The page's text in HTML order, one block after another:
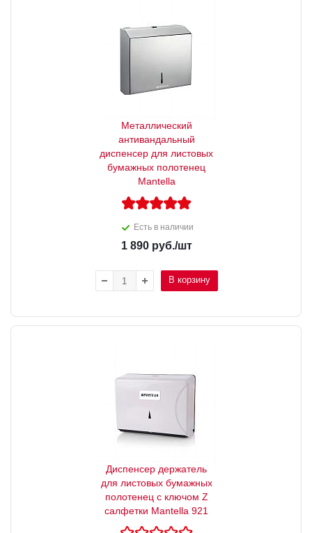
Металлический
антивандальный
диспенсер для листовых
бумажных полотенец
Mantella
Есть в наличии
1 890руб./шт
В корзину
Диспенсер держатель
для листовых бумажных
полотенец с ключом Z
салфетки Mantella 921